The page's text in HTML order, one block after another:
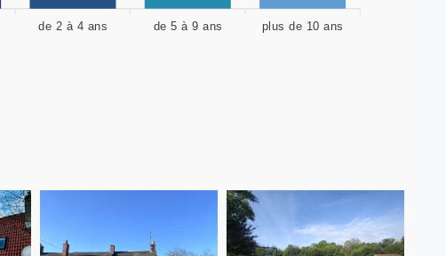
de 2 à 4 ans de 5 à 9 ans plus de 10 ans